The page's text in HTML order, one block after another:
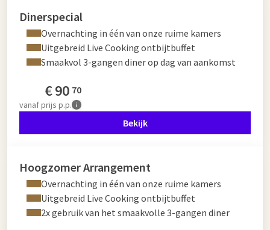
Dinerspecial
Overnachting in één van onze ruime kamers
Uitgebreid Live Cooking ontbijtbuffet
Smaakvol 3-gangen diner op dag van aankomst
€90 70
vanafprijs p.p.
Bekijk
Hoogzomer Arrangement
Overnachting in één van onze ruime kamers
Uitgebreid Live Cooking ontbijtbuffet
2x gebruik van het smaakvolle 3-gangen diner